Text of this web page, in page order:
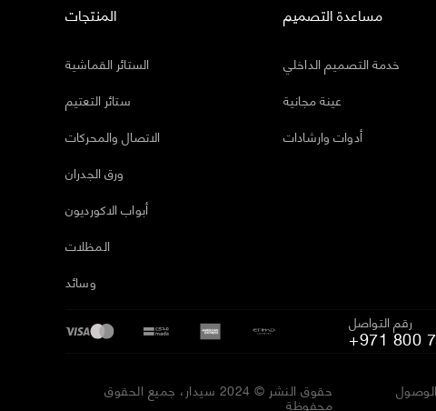
المنتجات
الستائر القماشية
ستائر التعتيم
الاتصال والمحركات
ورق الجدران
أبواب الاكورديون
المظلات
وسائد
مساعدة التصميم
خدمة التصميم الداخلي
عينة مجانية
أدوات وارشادات
رقم التواصل
+971 800
حقوق النشر © 2024 سيدار، جميع الحقوق
محفوظة